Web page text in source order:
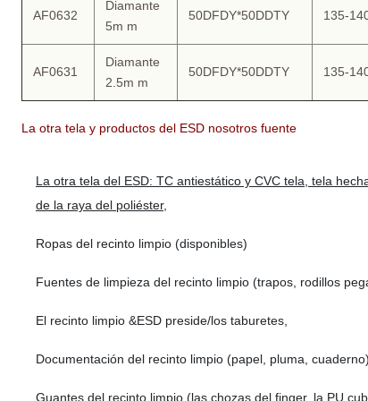
AF0632
Diamante
5m m
50DFDY*50DDTY 135-
AF0631
Diamante
2.5m m
50DFDY*50DDTY 135-
La otra tela y productos del ESD nosotros fuente
La otra tela del ESD: TC antiestático y CVC tela, tela
de la raya del poliéster,
Ropas del recinto limpio (disponibles)
Fuentes de limpieza del recinto limpio (trapos, rodillos
El recinto limpio &ESD preside/los taburetes,
Documentación del recinto limpio (papel, pluma, cuaderno),
Guantes del recinto limpio (las chozas del finger, la PU